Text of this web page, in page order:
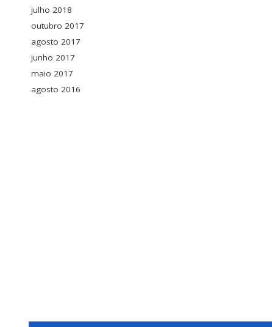
julho 2018
outubro 2017
agosto 2017
junho 2017
maio 2017
agosto 2016